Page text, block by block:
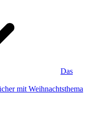
Das
mit Weihnachtsthema